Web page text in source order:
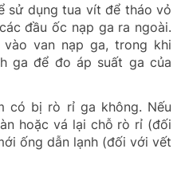
sử dụng tua vít để tháo vỏ
đầu ốc nạp ga ra ngoài.
van nạp ga, trong khi
ga để đo áp suất ga của
có bị rò rỉ ga không. Nếu
hoặc vá lại chỗ rò rỉ (đối
ống dẫn lạnh (đối với vết